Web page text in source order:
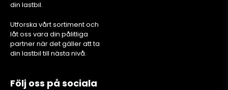
din lastbil.
Utforska vårt sortiment och
låt oss vara din pålitliga
partner när det gäller att ta
din lastbil till nästa nivå.
Följ oss på sociala